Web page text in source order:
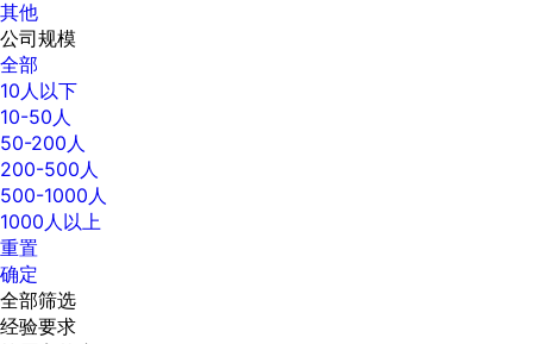
其他
公司规模
全部
10人以下
10-50人
50-200人
200-500人
500-1000人
1000人以上
重置
确定
全部筛选
经验要求